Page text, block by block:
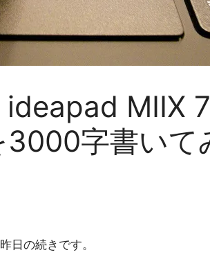
ideapad MIIX
字書いて
日の続きです。